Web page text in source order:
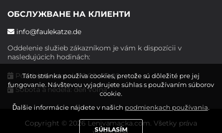
ОБСЛУЖВАНЕ НА КЛИЕНТИ
info@faulekatze.de
Oddelenie služieb zákazníkom je vám k dispozícii v
nasledujúcich hodinách:
Pondelok - piatok: 10:00 - 19:00
Sobota a nedeľa: deň voľna
Copyright © 2026 Lenivamacka.com. Všetky práva
Táto stránka používa cookies, pretože sú dôležité pre jej
fungovanie. Návštevou vyjadrujete súhlas s používaním súborov
cookie.
Ďalšie informácie nájdete v našich podmienkach používania.
SÚHLASÍM